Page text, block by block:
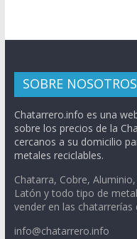
SOBRE NOSOTROS
Chatarrero.info es una
sobre los precios de la
cercanos a su domicilio
metales reciclables.
Chatarra, Cobre,
Latón y todo tipo de
vender en las chatarrerías
info@chatarrero.info